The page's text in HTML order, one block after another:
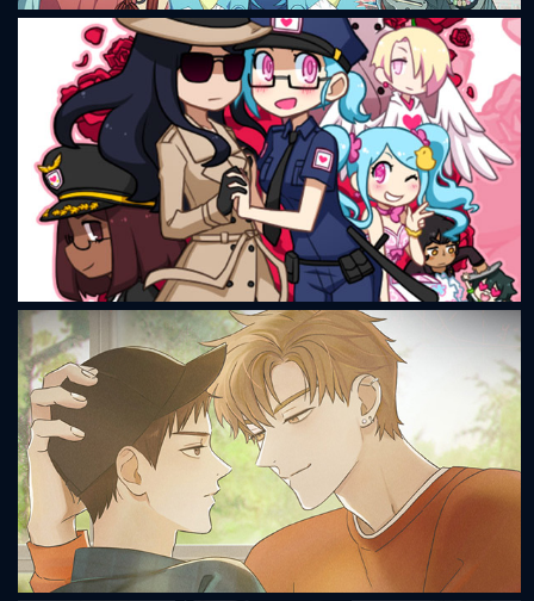
DRAMAtical Murder re:connect
Romance Detective 2